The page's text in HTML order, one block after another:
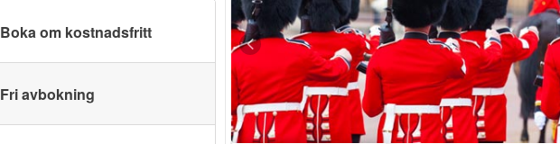
Boka om kostnadsfritt
Fri avbokning